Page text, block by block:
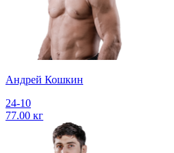
Андрей Кошкин
24-10
77.00 кг